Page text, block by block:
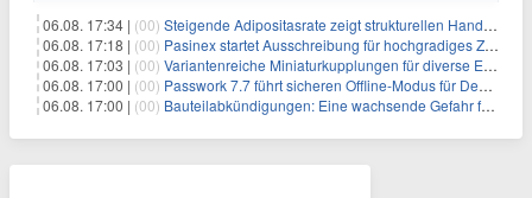
06.08. 17:34 | (00) Steigende Adipositasrate zeigt strukturellen Handlungsbedarf bei der Ernährung schulpflichtiger Kinder
06.08. 17:18 | (00) Pasinex startet Ausschreibung für hochgradiges Zinksulfidkonzentrat mit Germanium- und Silbergehalten und stellt ein Betriebsupdate bereit
06.08. 17:03 | (00) Variantenreiche Miniaturkupplungen für diverse Einsatzbereiche
06.08. 17:00 | (00) Passwork 7.7 führt sicheren Offline-Modus für Desktop- und Mobile-Apps ein
06.08. 17:00 | (00) Bauteilabkündigungen: Eine wachsende Gefahr für industrielle Elektroniksysteme